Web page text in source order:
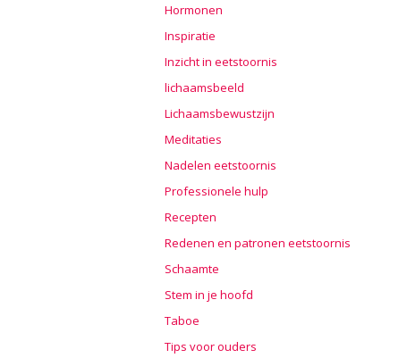
Hormonen
Inspiratie
Inzicht in eetstoornis
lichaamsbeeld
Lichaamsbewustzijn
Meditaties
Nadelen eetstoornis
Professionele hulp
Recepten
Redenen en patronen eetstoornis
Schaamte
Stem in je hoofd
Taboe
Tips voor ouders